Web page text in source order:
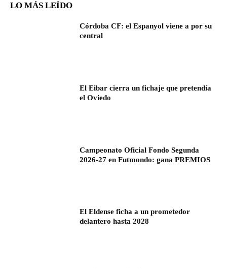
LO MÁS LEÍDO
Córdoba CF: el Espanyol viene a por su
central
El Eibar cierra un fichaje que pretendía
el Oviedo
Campeonato Oficial Fondo Segunda
2026-27 en Futmondo: gana PREMIOS
El Eldense ficha a un prometedor
delantero hasta 2028